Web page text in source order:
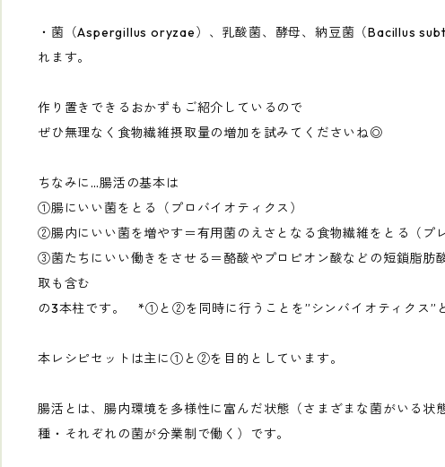
・菌（Aspergillus oryzae）、乳酸菌、酵母、納豆菌（Bacillus
れます。
作り置きできるおかずもご紹介しているので
ぜひ無理なく食物繊維摂取量の増加を試みてくださいね◎
ちなみに…腸活の基本は
①腸にいい菌をとる（プロバイオティクス）
②腸内にいい菌を増やす＝有用菌のえさとなる食物繊維をとる（プ
③菌たちにいい働きをさせる＝酪酸やプロピオン酸などの短鎖脂
取も含む
の3本柱です。 *①と②を同時に行うことを”シンバイオティクス”
本レシピセットは主に①と②を目的としています。
腸活とは、腸内環境を多様性に富んだ状態（さまざまな菌がいる
種・それぞれの菌が分業制で働く）です。